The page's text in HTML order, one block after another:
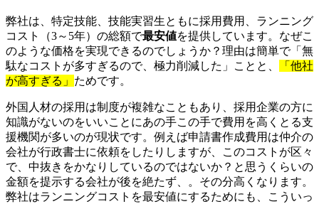
弊社は、特定技能、技能実習生ともに採用費用、ランニング
コスト（3～5年）の総額で最安値を提供しています。なぜこ
のような価格を実現できるのでしょうか？理由は簡単で「無
駄なコストが多すぎるので、極力削減した」ことと、
「他社
が高すぎる」 ためです。
外国人材の採用は制度が複雑なこともあり、採用企業の方に
知識がないのをいいことにあの手この手で費用を高くとる支
援機関が多いのが現状です。例えば申請書作成費用は仲介の
会社が行政書士に依頼をしたりしますが、このコストが区々
で、中抜きをかなりしているのではないか？と思うくらいの
金額を提示する会社が後を絶たず、。その分高くなります。
弊社はランニングコストを最安値にするためにも、こういっ